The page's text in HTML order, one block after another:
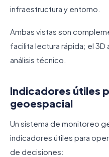
infraestructura y entorno.
Ambas vistas son
facilita lectura rápida; el
análisis técnico.
Indicadores útiles
geoespacial
Un sistema de monitoreo
indicadores útiles para
de decisiones: